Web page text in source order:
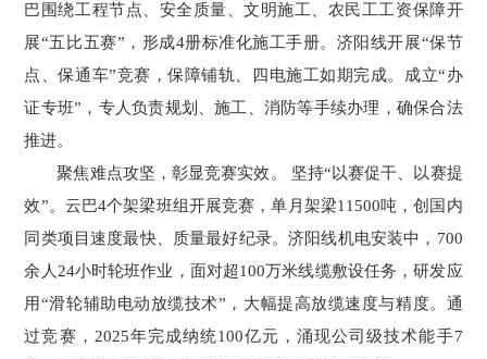
巴围绕工程节点、安全质量、文明施工、农民工工资保障开
展“五比五赛”，形成4册标准化施工手册。济阳线开展“保节
点、保通车”竞赛，保障铺轨、四电施工如期完成。成立“办
证专班”，专人负责规划、施工、消防等手续办理，确保合法
推进。
聚焦难点攻坚，彰显竞赛实效。 坚持“以赛促干、以赛提
效”。云巴4个架梁班组开展竞赛，单月架梁11500吨，创国内
同类项目速度最快、质量最好纪录。济阳线机电安装中，700
余人24小时轮班作业，面对超100万米线缆敷设任务，研发应
用“滑轮辅助电动放缆技术”，大幅提高放缆速度与精度。通
过竞赛，2025年完成纳统100亿元，涌现公司级技术能手7